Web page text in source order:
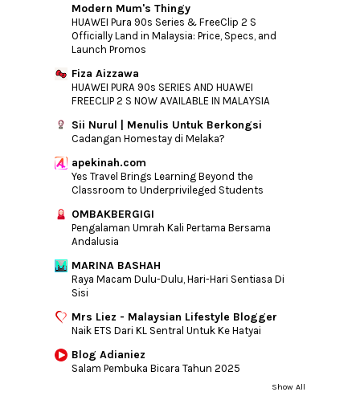
Modern Mum's Thingy
HUAWEI Pura 90s Series & FreeClip 2 S
Officially Land in Malaysia: Price, Specs, and
Launch Promos
Fiza Aizzawa
HUAWEI PURA 90s SERIES AND HUAWEI
FREECLIP 2 S NOW AVAILABLE IN MALAYSIA
Sii Nurul | Menulis Untuk Berkongsi
Cadangan Homestay di Melaka?
apekinah.com
Yes Travel Brings Learning Beyond the
Classroom to Underprivileged Students
OMBAKBERGIGI
Pengalaman Umrah Kali Pertama Bersama
Andalusia
MARINA BASHAH
Raya Macam Dulu-Dulu, Hari-Hari Sentiasa Di
Sisi
Mrs Liez - Malaysian Lifestyle Blogger
Naik ETS Dari KL Sentral Untuk Ke Hatyai
Blog Adianiez
Salam Pembuka Bicara Tahun 2025
Show All